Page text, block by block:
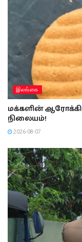
இலங்கை
மக்களின்
நிலையம்!
2026-08-07